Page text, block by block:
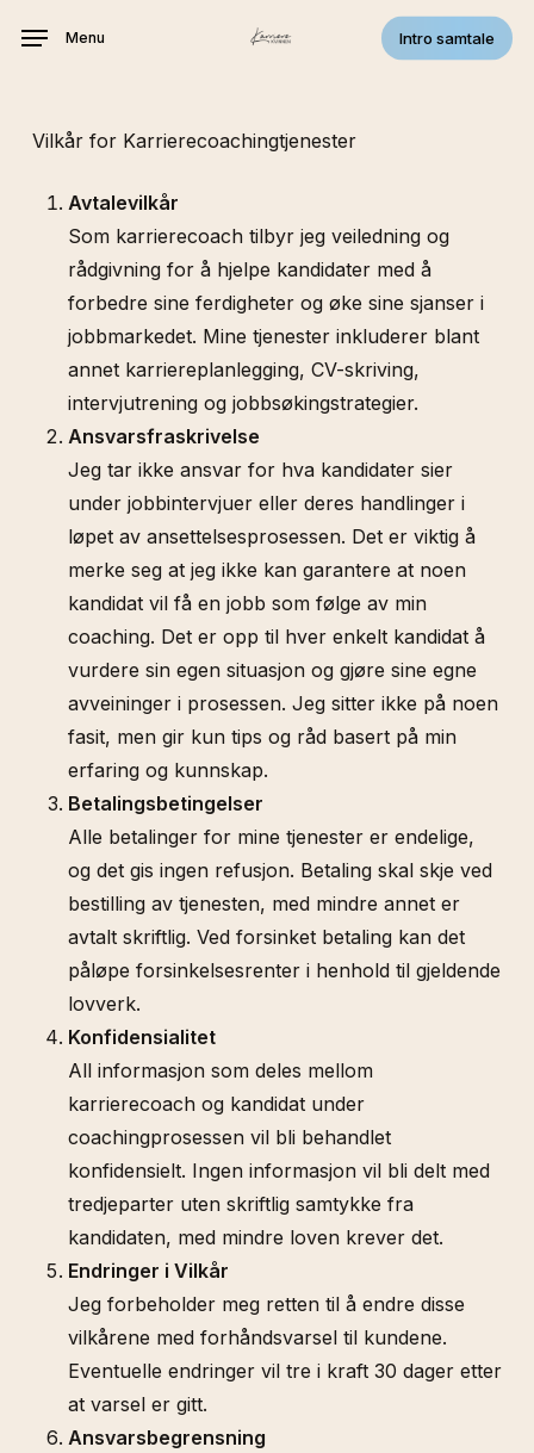
Intro samtale
Menu
Vilkår for Karrierecoachingtjenester
Avtalevilkår
Som karrierecoach tilbyr jeg veiledning og
rådgivning for å hjelpe kandidater med å
forbedre sine ferdigheter og øke sine sjanser i
jobbmarkedet. Mine tjenester inkluderer blant
annet karriereplanlegging, CV-skriving,
intervjutrening og jobbsøkingstrategier.
Ansvarsfraskrivelse
Jeg tar ikke ansvar for hva kandidater sier
under jobbintervjuer eller deres handlinger i
løpet av ansettelsesprosessen. Det er viktig å
merke seg at jeg ikke kan garantere at noen
kandidat vil få en jobb som følge av min
coaching. Det er opp til hver enkelt kandidat å
vurdere sin egen situasjon og gjøre sine egne
avveininger i prosessen. Jeg sitter ikke på noen
fasit, men gir kun tips og råd basert på min
erfaring og kunnskap.
Betalingsbetingelser
Alle betalinger for mine tjenester er endelige,
og det gis ingen refusjon. Betaling skal skje ved
bestilling av tjenesten, med mindre annet er
avtalt skriftlig. Ved forsinket betaling kan det
påløpe forsinkelsesrenter i henhold til gjeldende
lovverk.
Konfidensialitet
All informasjon som deles mellom
karrierecoach og kandidat under
coachingprosessen vil bli behandlet
konfidensielt. Ingen informasjon vil bli delt med
tredjeparter uten skriftlig samtykke fra
kandidaten, med mindre loven krever det.
Endringer i Vilkår
Jeg forbeholder meg retten til å endre disse
vilkårene med forhåndsvarsel til kundene.
Eventuelle endringer vil tre i kraft 30 dager etter
at varsel er gitt.
Ansvarsbegrensning